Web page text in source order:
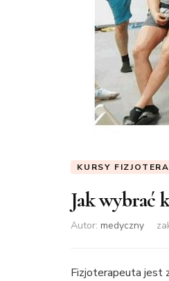
KURSY
Jak wybrać
Autor: medyczny
Fizjoterapeuta jest